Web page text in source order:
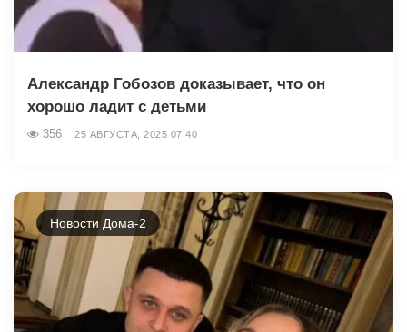
Александр Гобозов доказывает, что он
хорошо ладит с детьми
356 25 АВГУСТА, 2025 07:40
Новости Дома-2